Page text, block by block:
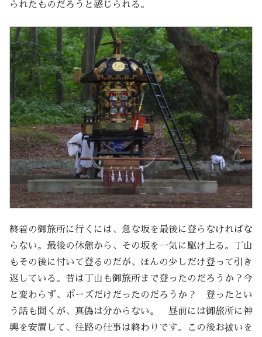
られたものだろうと感じられる。
終着の御旅所に行くには、急な坂を最後に登らなければな
らない。最後の休憩から、その坂を一気に駆け上る。丁山
もその後に付いて登るのだが、ほんの少しだけ登って引き
返している。昔は丁山も御旅所まで登ったのだろうか？今
と変わらず、ポーズだけだったのだろうか？ 登ったとい
う話も聞くが、真偽は分からない。 昼前には御旅所に神
輿を安置して、往路の仕事は終わりです。この後お祓いを